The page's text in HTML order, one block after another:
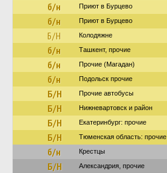
б/н Приют в Бурцево
б/н Приют в Бурцево
Б/Н Колодяжне
б/н Ташкент, прочие
б/н Прочие (Магадан)
б/н Подольск прочие
Б/Н Прочие автобусы
Б/Н Нижневартовск и район
Б/Н Екатеринбург: прочие
Б/Н Тюменская область: прочие
б/н Крестцы
Б/Н Александрия, прочие